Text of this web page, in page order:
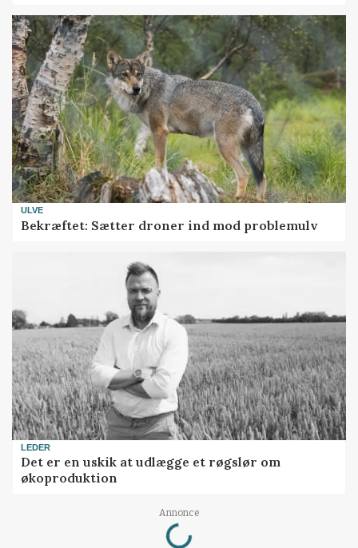
ULVE
Bekræftet: Sætter droner ind mod problemulv
LEDER
Det er en uskik at udlægge et røgslør om
økoproduktion
Annonce
Loading...